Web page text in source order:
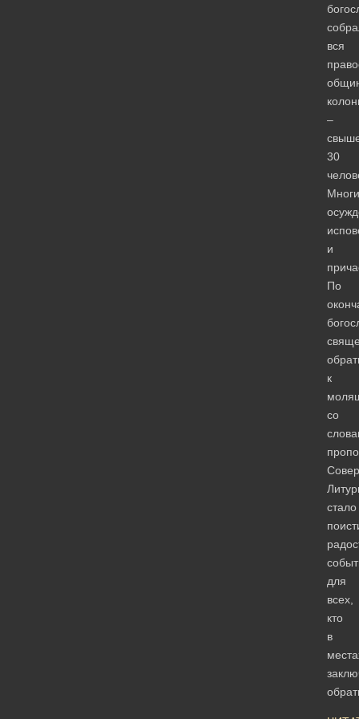
вся
–
30
и
По
к
со
стало
для
всех,
кто
в